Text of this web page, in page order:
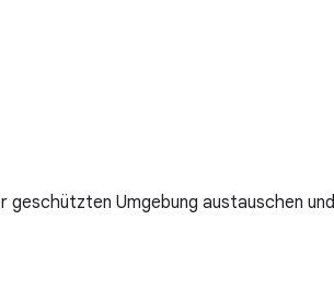
Umgebung austauschen und